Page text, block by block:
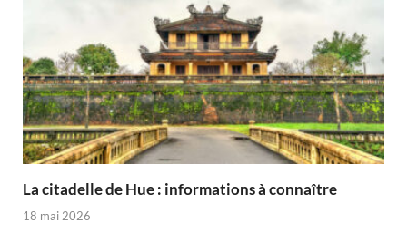
La citadelle de Hue : informations à connaître
18 mai 2026